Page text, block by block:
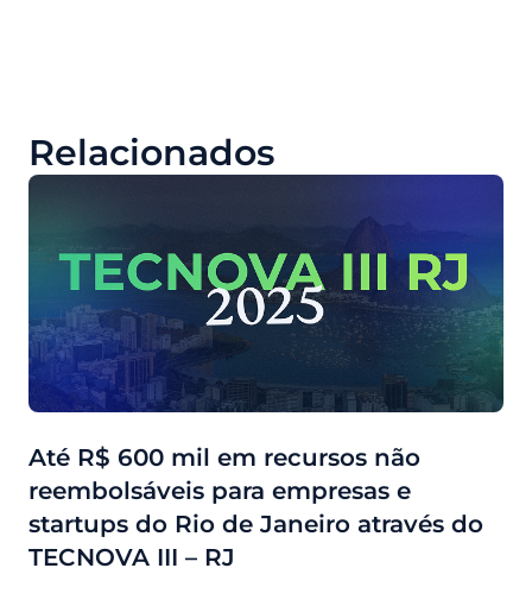
Relacionados
Até R$ 600 mil em recursos não
reembolsáveis para empresas e
startups do Rio de Janeiro através do
TECNOVA III – RJ